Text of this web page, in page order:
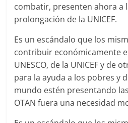
combatir, presenten ahora a
prolongación de la UNICEF.
Es un escándalo que los
contribuir económicamente
UNESCO, de la UNICEF y de
para la ayuda a los pobres y
mundo estén presentando
OTAN fuera una necesidad